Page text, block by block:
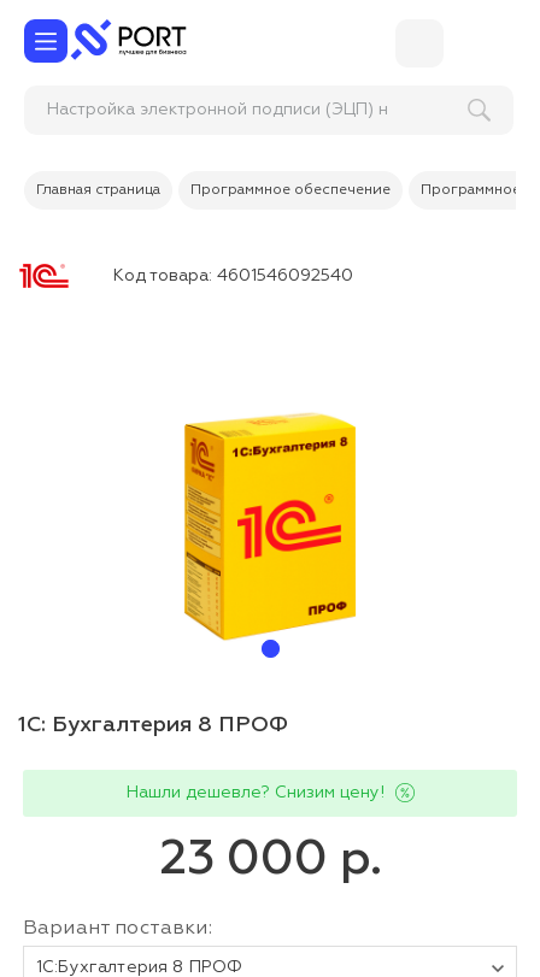
Настройка электронной подписи (ЭЦП
Главная страница Программное обеспечение Программное
Код товара: 4601546092540
1С: Бухгалтерия 8 ПРОФ
Нашли дешевле? Снизим цену!
23 000 р.
Вариант поставки:
1С:Бухгалтерия 8 ПРОФ